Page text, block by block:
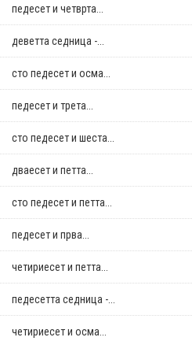
педесет и четврта...
деветта седница -...
сто педесет и осма...
педесет и трета...
сто педесет и шеста...
дваесет и петта...
сто педесет и петта...
педесет и прва...
четириесет и петта...
педесетта седница -...
четириесет и осма...